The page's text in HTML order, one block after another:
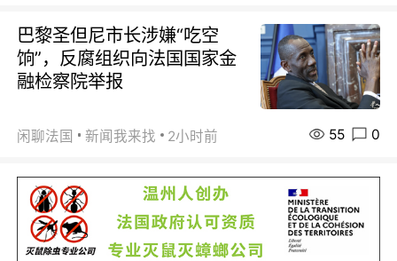
巴黎圣但尼市长涉嫌“吃空
饷”，反腐组织向法国国家金
融检察院举报
闲聊法国 新闻我来找 2小时前 55 0